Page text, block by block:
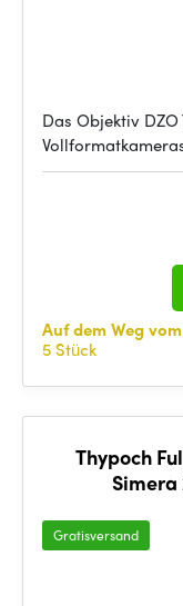
Das Objektiv
Auf dem Weg
5 Stück
Thypoch
Simera
Gratisversand